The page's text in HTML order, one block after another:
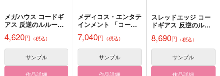
Gift
バニヤンの木
2,200
ラギー×女監督生
贅言
ぺきの木
787
ホークス×エンデヴァー
全くウチのウツボども
は
ランハニ
315 （税込）
メガハウス コードギ
アス 反逆のルルーシ
ク 完成品
4,620円 （税込）
サンプル
作品詳細
メディコス・エンタテ
インメント 「コード
シュ」 クリアカード
コレクション BOX
7,040円 （税込）
サンプル
作品詳細
スレッドエッジ コー
ドギアス 反逆のルル
クチャーズ フォンタ
ブコレクション BOX
8,690円 （税込）
サンプル
作品詳細